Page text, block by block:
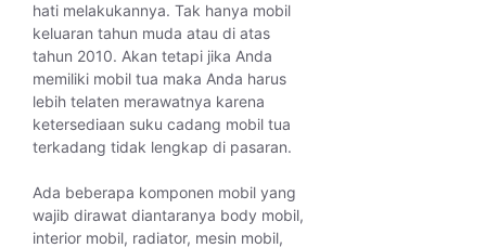
hati melakukannya. Tak hanya mobil
keluaran tahun muda atau di atas
tahun 2010. Akan tetapi jika Anda
memiliki mobil tua maka Anda harus
lebih telaten merawatnya karena
ketersediaan suku cadang mobil tua
terkadang tidak lengkap di pasaran.
Ada beberapa komponen mobil yang
wajib dirawat diantaranya body mobil,
interior mobil, radiator, mesin mobil,